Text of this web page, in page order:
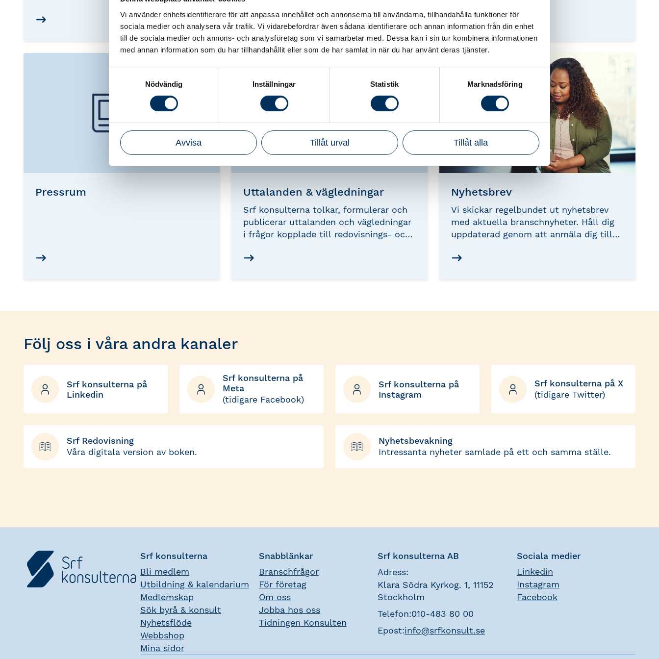
Vi använder enhetsidentifierare för att anpassa innehållet och annonserna till användarna, tillhandahålla funktioner för
sociala medier och analysera vår trafik. Vi vidarebefordrar även sådana identifierare och annan information från din enhet
till de sociala medier och annons- och analysföretag som vi samarbetar med. Dessa kan i sin tur kombinera informationen
med annan information som du har tillhandahållit eller som de har samlat in när du har använt deras tjänster.
Nödvändig
Inställningar Statistik Marknadsföring
Avvisa Tillåt urval Tillåt alla
löpande och ger dig en snabb överblick
småföretagande.
med myndigheter och organisationer.
normgivande organ bidrar Srf
konsulterna till att forma branschens
regelverk och framtid.
Pressrum Uttalanden & vägledningar
Srf konsulterna tolkar, formulerar och
publicerar uttalanden och vägledningar
i frågor kopplade till redovisnings- och
i serierna Srf U och Srf LUT med
Nyhetsbrev
Vi skickar regelbundet ut nyhetsbrev
med aktuella branschnyheter. Håll dig
uppdaterad genom att anmäla dig till
kostnadsfritt genom att fylla i din e-
Följ oss i våra andra kanaler
Srf konsulterna på
Linkedin
Srf konsulterna på
Meta
(tidigare Facebook)
Srf konsulterna på
Instagram
Srf konsulterna på X
(tidigare Twitter)
Srf Redovisning
Våra digitala version av boken.
Nyhetsbevakning
Intressanta nyheter samlade på ett och samma ställe.
Srf konsulterna
Bli medlem
Utbildning & kalendarium
Medlemskap
Sök byrå & konsult
Nyhetsflöde
Webbshop
Mina sidor
Snabblänkar
Branschfrågor
För företag
Om oss
Jobba hos oss
Tidningen Konsulten
Srf konsulterna AB
Adress:
Klara Södra Kyrkog. 1, 11152
Stockholm
Telefon:010-483 80 00
Epost:info@srfkonsult.se
Sociala medier
Linkedin
Instagram
Facebook